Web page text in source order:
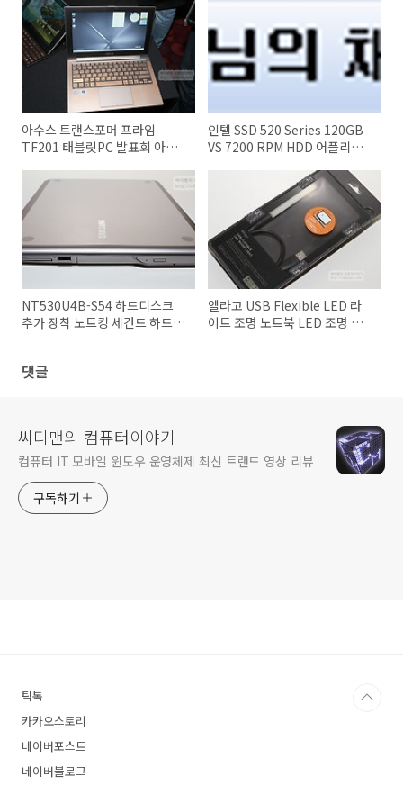
아수스 트랜스포머 프라임
TF201 태블릿PC 발표회 아수
인텔 SSD 520 Series 120GB
VS 7200 RPM HDD 어플리케
NT530U4B-S54 하드디스크
추가 장착 노트킹 세컨드 하드베
엘라고 USB Flexible LED 라
이트 조명 노트북 LED 조명 스
댓글
씨디맨의 컴퓨터이야기
컴퓨터 IT 모바일 윈도우 운영체제 최신 트랜드 영상 리뷰
구독하기
틱톡
카카오스토리
네이버포스트
네이버블로그